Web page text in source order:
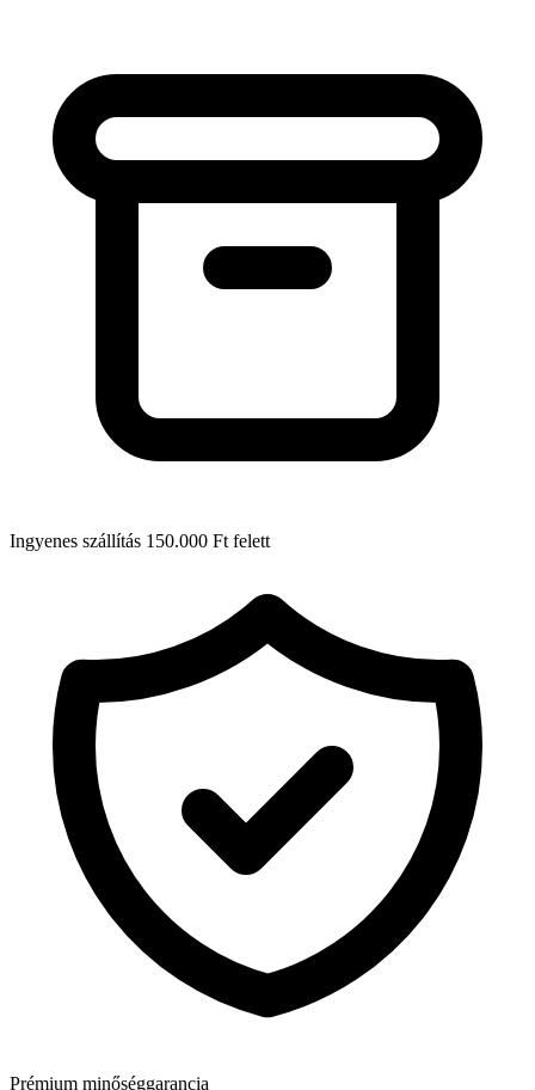
Ingyenes szállítás 150.000 Ft felett
Prémium minőséggarancia